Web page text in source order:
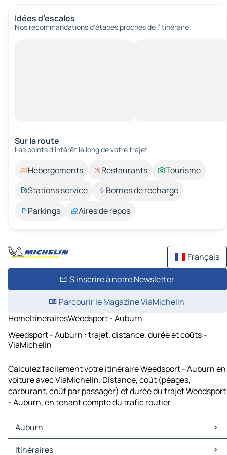
Idées d’escales
Nos recommandations d'étapes proches de l’itinéraire.
Sur la route
Les points d’intérêt le long de votre trajet.
Hébergements Restaurants
Tourisme
Stations service
Bornes de recharge
Parkings
Aires de repos
Français
S'inscrire à notre Newsletter
Parcourir le Magazine ViaMichelin
HomeItinérairesWeedsport - Auburn
Weedsport - Auburn : trajet, distance, durée et coûts –
ViaMichelin
Calculez facilement votre itinéraire Weedsport - Auburn en
voiture avec ViaMichelin. Distance, coût (péages,
carburant, coût par passager) et durée du trajet Weedsport
- Auburn, en tenant compte du trafic routier
Auburn
Auburn Cartes et plans
Itinéraires